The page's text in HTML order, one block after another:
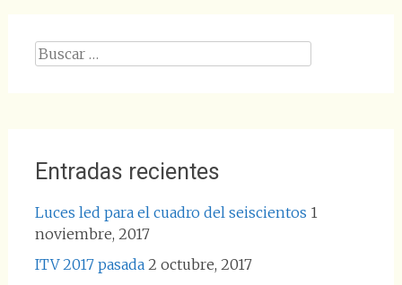
Buscar:
Entradas recientes
Luces led para el cuadro del seiscientos 1
noviembre, 2017
ITV 2017 pasada 2 octubre, 2017